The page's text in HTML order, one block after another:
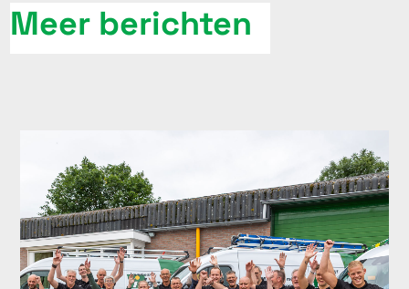
Meer berichten